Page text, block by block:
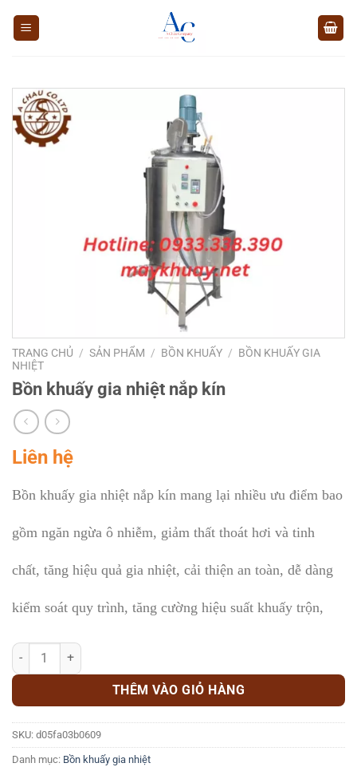
TRANG CHỦ / SẢN PHẨM / BỒN KHUẤY / BỒN KHUẤY GIA
NHIỆT
Bồn khuấy gia nhiệt nắp kín
Liên hệ
Bồn khuấy gia nhiệt nắp kín mang lại nhiều ưu điểm bao
gồm ngăn ngừa ô nhiễm, giảm thất thoát hơi và tinh
chất, tăng hiệu quả gia nhiệt, cải thiện an toàn, dễ dàng
kiểm soát quy trình, tăng cường hiệu suất khuấy trộn,
Bồn khuấy gia nhiệt nắp kín số lượng
THÊM VÀO GIỎ HÀNG
SKU: d05fa03b0609
Danh mục: Bồn khuấy gia nhiệt